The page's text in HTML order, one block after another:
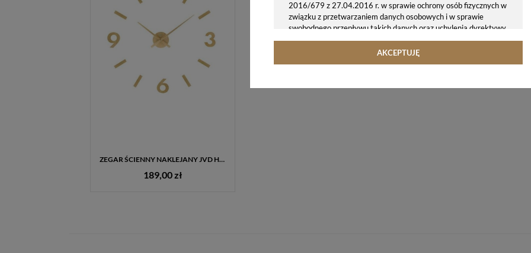
2016/679 z 27.04.2016 r. w sprawie ochrony osób fizycznych w
związku z przetwarzaniem danych osobowych i w sprawie
swobodnego przepływu takich danych oraz uchylenia dyrektywy
95/46/WE (ogólne rozporządzenie o ochronie danych, tj. RODO).
Twoje dane osobowe możemy udostępniać hostingodawcy. Takie
zgodnie z naszymi poleceniami. Przekazujemy Twoje dane poza
AKCEPTUJĘ
ZEGAR ŚCIENNY NAKLEJANY JVD HC31.1 DREWNIANY JASNE DREWNO GRAWER GRATIS
189,00 zł